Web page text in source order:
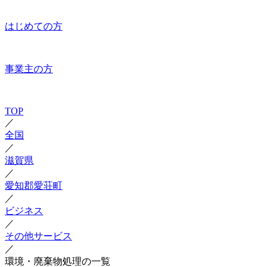
はじめての方
事業主の方
TOP
／
全国
／
滋賀県
／
愛知郡愛荘町
／
ビジネス
／
その他サービス
／
環境・廃棄物処理の一覧